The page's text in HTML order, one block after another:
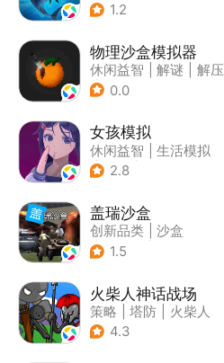
1.2
物理沙盒模拟器
休闲益智 解谜
解压
| 脑洞
0.0
女孩模拟
休闲益智
生活模拟
| 校园
2.8
盖瑞沙盒
创新品类
沙盒
| 像素风
1.5
火柴人神话战场
策略 塔防
火柴人
| 休闲益智
4.3